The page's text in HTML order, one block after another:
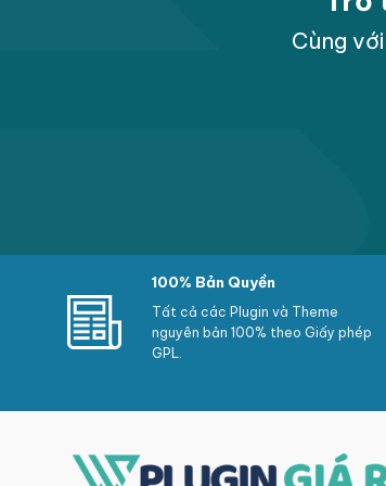
Cùng
100% Bản Quyền
Tất cả các Plugin và Theme
nguyên bản 100% theo Giấy phép
GPL.